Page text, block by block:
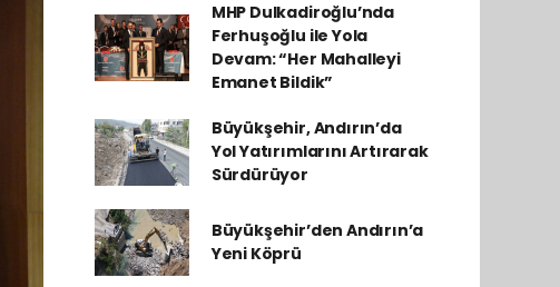
MHP Dulkadiroğlu’nda
Ferhuşoğlu ile Yola
Devam: “Her Mahalleyi
Emanet Bildik”
Büyükşehir, Andırın’da
Yol Yatırımlarını Artırarak
Sürdürüyor
Büyükşehir’den Andırın’a
Yeni Köprü